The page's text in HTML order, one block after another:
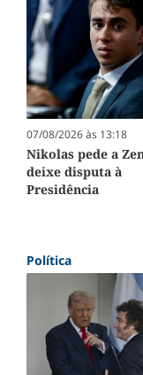
07/08/2026 às 13:18
Nikolas pede a
deixe disputa à
Presidência
Política